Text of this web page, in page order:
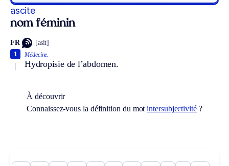
ascite
nom féminin
FR [asit]
Médecine.
Hydropisie de l’abdomen.
1
À découvrir
Connaissez-vous la définition du motintersubjectivité?